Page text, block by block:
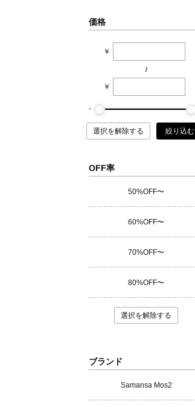
価格
￥
~
￥
選択を解除する 絞り込む
OFF率
50%OFF〜
60%OFF〜
70%OFF〜
80%OFF〜
選択を解除する
ブランド
Samansa Mos2